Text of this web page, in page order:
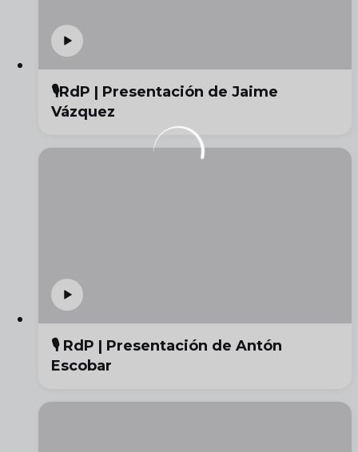
🎙️RdP | Presentación de Jaime
Vázquez
🎙️ RdP | Presentación de Antón
Escobar